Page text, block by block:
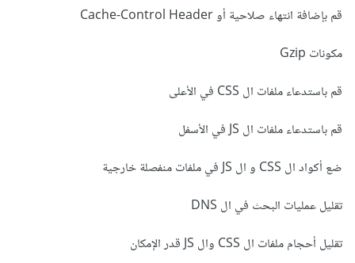
قم بإضافة انتهاء صلاحية أو Cache-Control Header
مكونات Gzip
قم باستدعاء ملفات ال CSS في الأعلى
قم باستدعاء ملفات ال JS في الأسفل
ضع أكواد ال CSS و ال JS في ملفات منفصلة خارجية
تقليل عمليات البحث في ال DNS
تقليل أحجام ملفات ال CSS وال JS قدر الإمكان